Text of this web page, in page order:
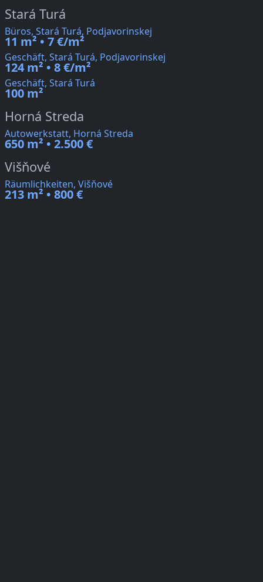
Stará Turá
Büros, Stará Turá, Podjavorinskej
11 m² • 7 €/m²
Geschäft, Stará Turá, Podjavorinskej
124 m² • 8 €/m²
Geschäft, Stará Turá
100 m²
Horná Streda
Autowerkstatt, Horná Streda
650 m² • 2.500 €
Višňové
Räumlichkeiten, Višňové
213 m² • 800 €